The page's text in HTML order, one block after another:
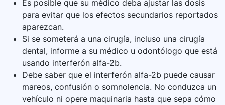
Es posible que su médico deba ajustar las dosis
para evitar que los efectos secundarios reportados
aparezcan.
Si se someterá a una cirugía, incluso una cirugía
dental, informe a su médico u odontólogo que está
usando interferón alfa-2b.
Debe saber que el interferón alfa-2b puede causar
mareos, confusión o somnolencia. No conduzca un
vehículo ni opere maquinaria hasta que sepa cómo